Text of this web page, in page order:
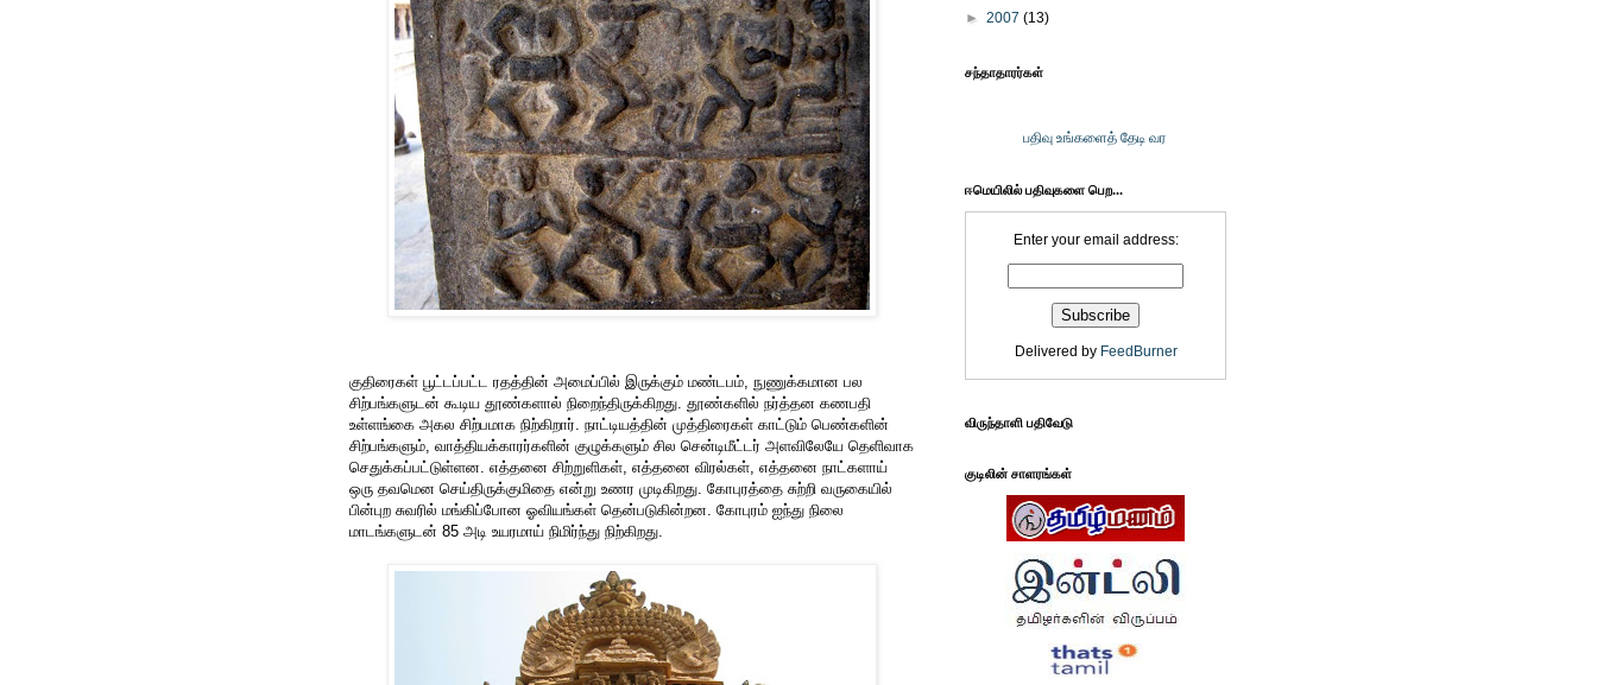
குதிரைகள் பூட்டப்பட்ட ரதத்தின் அமைப்பில் இருக்கும் மண்டபம், நுணுக்கமான பல
சிற்பங்களுடன் கூடிய தூண்களால் நிறைந்திருக்கிறது. தூண்களில் நர்த்தன கணபதி
உள்ளங்கை அகல சிற்பமாக நிற்கிறார். நாட்டியத்தின் முத்திரைகள் காட்டும் பெண்களின்
சிற்பங்களும், வாத்தியக்காரர்களின் குழுக்களும் சில சென்டிமீட்டர் அளவிலேயே தெளிவாக
செதுக்கப்பட்டுள்ளன. எத்தனை சிற்றுளிகள், எத்தனை விரல்கள், எத்தனை நாட்களாய்
ஒரு தவமென செய்திருக்குமிதை என்று உணர முடிகிறது. கோபுரத்தை சுற்றி வருகையில்
பின்புற சுவரில் மங்கிப்போன ஓவியங்கள் தென்படுகின்றன. கோபுரம் ஐந்து நிலை
மாடங்களுடன் 85 அடி உயரமாய் நிமிர்ந்து நிற்கிறது.
► 2007 (13)
சந்தாதாரர்கள்
பதிவு உங்களைத் தேடி வர
ஈமெயிலில் பதிவுகளை பெற...
Enter your email address:
Delivered by FeedBurner
விருந்தாளி பதிவேடு
குடிலின் சாளரங்கள்